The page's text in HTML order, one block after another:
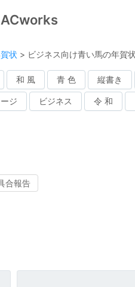
ACworks
状 > ビジネス向け青い馬の年賀状
和 風 青 色 縦書き
ジ ビジネス 令 和
合報告